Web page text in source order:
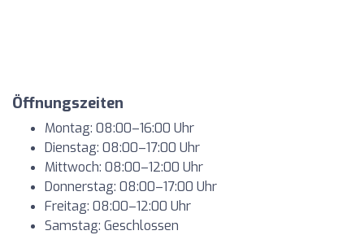
Öffnungszeiten
Montag: 08:00–16:00 Uhr
Dienstag: 08:00–17:00 Uhr
Mittwoch: 08:00–12:00 Uhr
Donnerstag: 08:00–17:00 Uhr
Freitag: 08:00–12:00 Uhr
Samstag: Geschlossen